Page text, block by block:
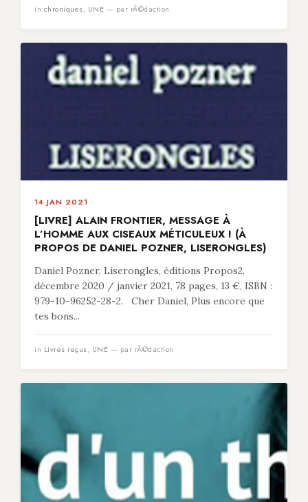
in chroniques, UNE — par rÃ©daction
14 JAN 2021
[LIVRE] ALAIN FRONTIER, MESSAGE À
L’HOMME AUX CISEAUX MÉTICULEUX ! (À
PROPOS DE DANIEL POZNER, LISERONGLES)
Daniel Pozner, Liserongles, éditions Propos2,
décembre 2020 / janvier 2021, 78 pages, 13 €, ISBN :
979-10-96252-28-2. Cher Daniel, Plus encore que
tes bons...
in Livres reçus, UNE — par rÃ©daction